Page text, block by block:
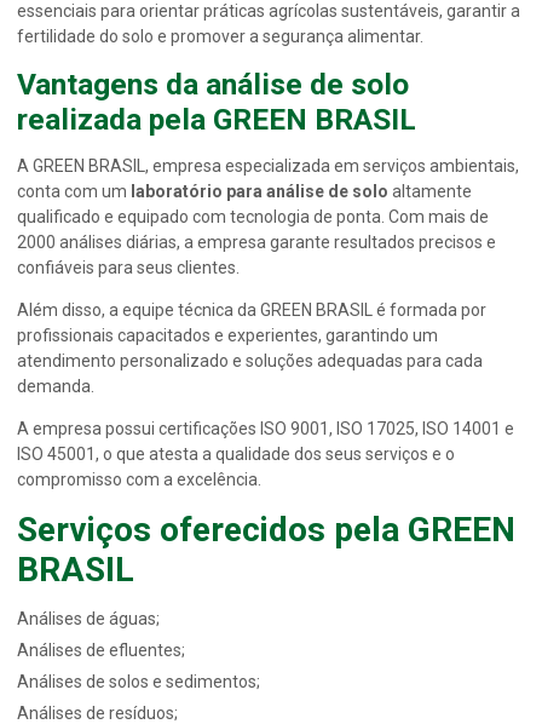
essenciais para orientar práticas agrícolas sustentáveis, garantir a
fertilidade do solo e promover a segurança alimentar.
Vantagens da análise de solo
realizada pela GREEN BRASIL
A GREEN BRASIL, empresa especializada em serviços ambientais,
conta com um laboratório para análise de solo altamente
qualificado e equipado com tecnologia de ponta. Com mais de
2000 análises diárias, a empresa garante resultados precisos e
confiáveis para seus clientes.
Além disso, a equipe técnica da GREEN BRASIL é formada por
profissionais capacitados e experientes, garantindo um
atendimento personalizado e soluções adequadas para cada
demanda.
A empresa possui certificações ISO 9001, ISO 17025, ISO 14001 e
ISO 45001, o que atesta a qualidade dos seus serviços e o
compromisso com a excelência.
Serviços oferecidos pela GREEN
BRASIL
Análises de águas;
Análises de efluentes;
Análises de solos e sedimentos;
Análises de resíduos;